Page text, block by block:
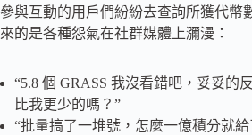
參與互動的用戶們紛紛去查詢所獲代幣
來的是各種怨氣在社群媒體上瀰漫：
“5.8 個 GRASS 我沒看錯吧，妥妥的
比我更少的嗎？”
“批量搞了一堆號，怎麼一億積分就給